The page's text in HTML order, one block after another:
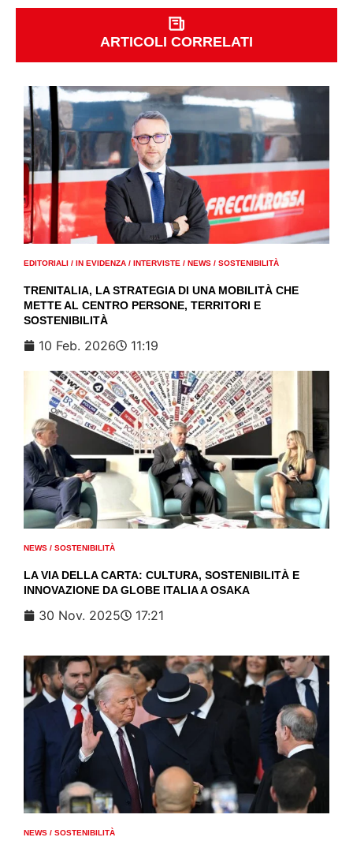
ARTICOLI CORRELATI
EDITORIALI / IN EVIDENZA / INTERVISTE / NEWS / SOSTENIBILITÀ
TRENITALIA, LA STRATEGIA DI UNA MOBILITÀ CHE
METTE AL CENTRO PERSONE, TERRITORI E
SOSTENIBILITÀ
10 Feb. 2026 11:19
NEWS / SOSTENIBILITÀ
LA VIA DELLA CARTA: CULTURA, SOSTENIBILITÀ E
INNOVAZIONE DA GLOBE ITALIA A OSAKA
30 Nov. 2025 17:21
NEWS / SOSTENIBILITÀ